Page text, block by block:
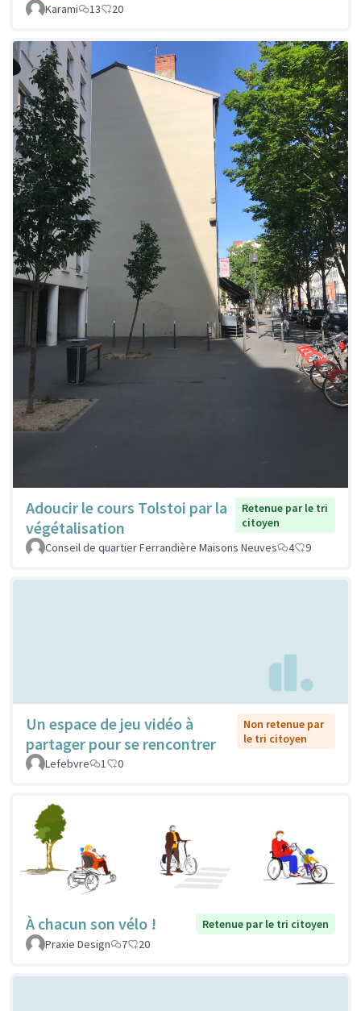
Karami
13 20
Adoucir le cours Tolstoi par la
végétalisation
Retenue par le tri
citoyen
Conseil de quartier Ferrandière Maisons Neuves
4 9
Un espace de jeu vidéo à
partager pour se rencontrer
Non retenue par
le tri citoyen
Lefebvre
1 0
À chacun son vélo !
Retenue par le tri citoyen
Praxie Design
7 20